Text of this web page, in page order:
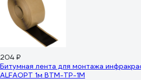
204 ₽
Битумная лента для монтажа
ALFAOPT 1м BTM-TP-1M